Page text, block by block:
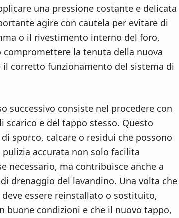
una pressione costante e delicata
agire con cautela per evitare di
o il rivestimento interno del foro,
la tenuta della nuova
corretto funzionamento del sistema di
successivo consiste nel procedere con
e del tappo stesso. Questo
sporco, calcare o residui che possono
accurata non solo facilita
necessario, ma contribuisce anche a
drenaggio del lavandino. Una volta che
essere reinstallato o sostituito,
buone condizioni e che il nuovo tappo,